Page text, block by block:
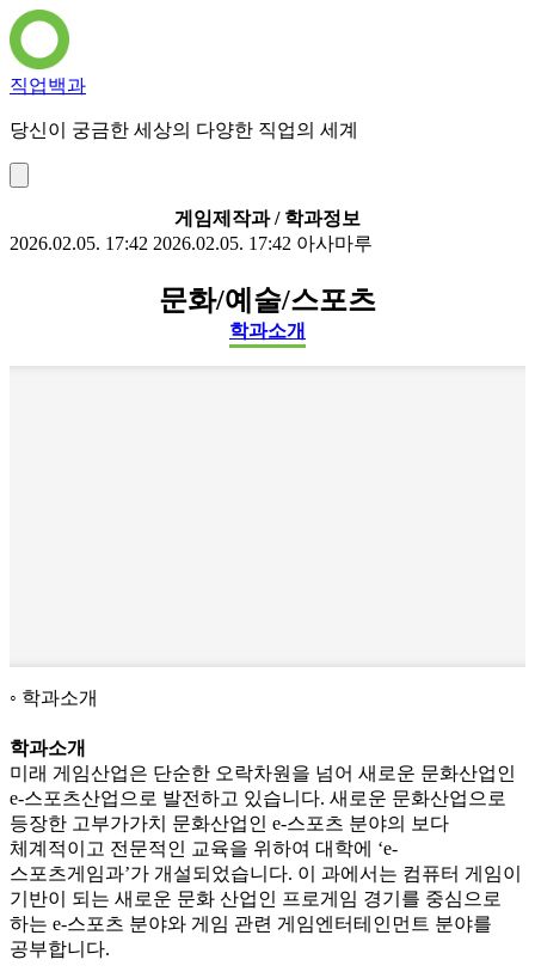
직업백과
당신이 궁금한 세상의 다양한 직업의 세계
게임제작과 / 학과정보
2026.02.05. 17:42 2026.02.05. 17:42 아사마루
문화/예술/스포츠
학과소개
학과소개
학과소개
미래 게임산업은 단순한 오락차원을 넘어 새로운 문화산업인
e-스포츠산업으로 발전하고 있습니다. 새로운 문화산업으로
등장한 고부가가치 문화산업인 e-스포츠 분야의 보다
체계적이고 전문적인 교육을 위하여 대학에 ‘e-
스포츠게임과’가 개설되었습니다. 이 과에서는 컴퓨터 게임이
기반이 되는 새로운 문화 산업인 프로게임 경기를 중심으로
하는 e-스포츠 분야와 게임 관련 게임엔터테인먼트 분야를
공부합니다.